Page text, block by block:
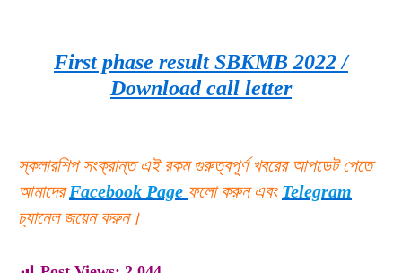
First phase result SBKMB 2022 /
Download call letter
স্কলারশিপ সংক্রান্ত এই রকম গুরুত্বপূর্ণ খবরের আপডেট পেতে
আমাদেরFacebook Page ফলো করুন এবং Telegram
চ্যানেল জয়েন করুন।